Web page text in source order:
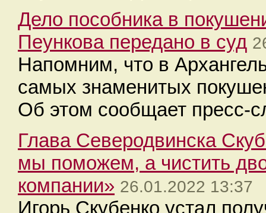
Дело пособника в
Пеункова передано в суд
Напомним, что в
самых знаменитых
Об этом сообщает пресс-
Глава Северодвинска
мы поможем, а чистить
компании» 26.01.2022 13:37
Игорь Скубенко устал